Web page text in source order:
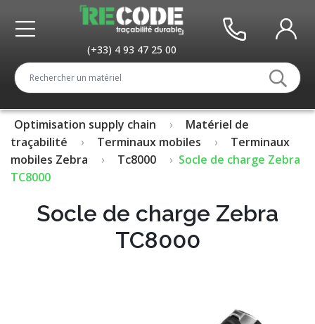
(+33) 4 93 47 25 00
Optimisation supply chain
Matériel de
traçabilité
Terminaux mobiles
Terminaux
mobiles Zebra
Tc8000
Socle de charge Zebra
TC8000
Socle de charge Zebra
TC8000